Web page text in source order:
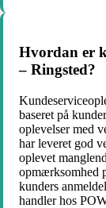
Hvordan er
– Ringsted?
baseret på
oplevelser med
har leveret god
oplevet
opmærksomhed
kunders
handler hos